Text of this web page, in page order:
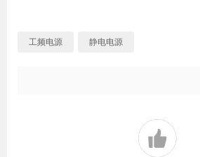
工频电源 静电电源